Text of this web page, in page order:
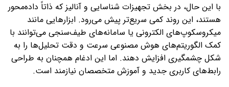
با این حال، در بخش تجهیزات شناسایی و آنالیز که ذاتاً داده‌محور
هستند، این روند کمی سریع‌تر پیش می‌رود. ابزارهایی مانند
میکروسکوپ‌های الکترونی یا سامانه‌های طیف‌سنجی می‌توانند با
کمک الگوریتم‌های هوش مصنوعی سرعت و دقت تحلیل‌ها را به
شکل چشمگیری افزایش دهند. اما این ادغام همچنان به طراحی
رابط‌های کاربری جدید و آموزش متخصصان نیازمند است.